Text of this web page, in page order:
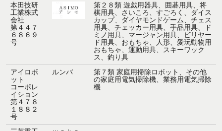
本田技研
工業株式
会社
第４４７
６８６９
号
第２８類遊戯用器具、囲碁用具、将
棋用具、さいころ、すごろく、ダイス
カップ、ダイヤモンドゲーム、チェス
用具、チェッカー用具、手品用具、ド
ミノ用具、マージャン用具、ビリヤー
ド用具、おもちゃ、人形、愛玩動物用
おもちゃ、運動用具、スキーワック
ス、釣り具
アイロボ
ット
コーポレ
イション
第４７８
１８８２
号
ルンバ 第７類家庭用掃除ロボット、その他
の家庭用電気掃除機、業務用電気掃除
機